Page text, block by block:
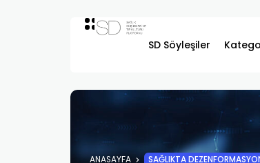
SD Söyleşiler
ANASAYFA SAĞLIKTA